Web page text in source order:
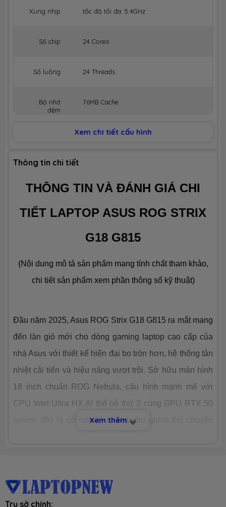
Xung nhịp tốc độ tối đa: 5.4GHz
Số chip 24 Cores
Số luồng 24 Threads
Bộ nhớ
đệm
76MB Cache
BỘ NHỚ MÁY (RAM)
Dung lượng
Công nghệ DDR5 5600MHz
Số slot 2 slot
CHIP XỬ LÝ ĐỒ HOẠ (VGA)
VGA tích
hợp
Intel® Arc Graphics
Nvidia GeForce RTX 5060 8GB
Kích thước 18.0-inch (16:10)
Xem chi tiết cấu hình
Thông tin chi tiết
THÔNG TIN VÀ ĐÁNH GIÁ CHI
TIẾT LAPTOP ASUS ROG STRIX
G18 G815
(Nội dung mô tả sản phẩm mang tính chất tham khảo,
chi tiết sản phẩm xem phần thông số kỹ thuật)
Đầu năm 2025, Asus ROG Strix G18 G815 ra mắt mang
đến làn gió mới cho dòng gaming laptop cao cấp của
nhà Asus với thiết kế hiện đại bo tròn hơn, hệ thống tản
nhiệt cải tiến và hiệu năng vượt trội. Sở hữu màn hình
18 inch chuẩn ROG Nebula, cấu hình mạnh mẽ với
CPU Intel Ultra HX AI thế hệ thứ 2 cùng GPU RTX 50
series, đây là cỗ máy lý tưởng cho game thủ chuyên
kế và trải nghiệm người dùng. Hãy cùng
hiểu và đánh giá chi tiết mẫu Laptop gaming này ở bài
Xem thêm
Trụ sở chính: